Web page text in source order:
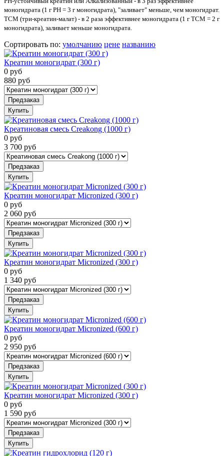
моногидрата (1 г PH = 3 г моногидрата), "заливает" меньше, чем моногидрат.
TCM (три-креатин-малат) - в 2 раза эффективнее моногидрата (1 г TCM = 2 г
моногидрата), заливает меньше моногидрата.
Сортировать по: умолчанию цене названию
Креатин моногидрат (300 г)
0 руб
880 руб
Предзаказ
Купить
Креатиновая смесь Creakong (1000 г)
0 руб
3 700 руб
Предзаказ
Купить
Креатин моногидрат Micronized (300 г)
0 руб
2 060 руб
Предзаказ
Купить
Креатин моногидрат Micronized (300 г)
0 руб
1 340 руб
Предзаказ
Купить
Креатин моногидрат Micronized (600 г)
0 руб
2 950 руб
Предзаказ
Купить
Креатин моногидрат Micronized (300 г)
0 руб
1 590 руб
Предзаказ
Купить